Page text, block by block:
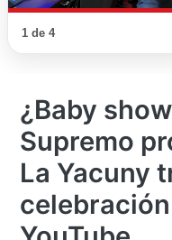
1 de 4
¿Baby
Supremo
La Yacuny